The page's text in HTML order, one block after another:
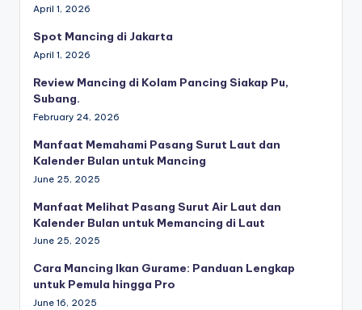
April 1, 2026
Spot Mancing di Jakarta
April 1, 2026
Review Mancing di Kolam Pancing Siakap Pu,
Subang.
February 24, 2026
Manfaat Memahami Pasang Surut Laut dan
Kalender Bulan untuk Mancing
June 25, 2025
Manfaat Melihat Pasang Surut Air Laut dan
Kalender Bulan untuk Memancing di Laut
June 25, 2025
Cara Mancing Ikan Gurame: Panduan Lengkap
untuk Pemula hingga Pro
June 16, 2025